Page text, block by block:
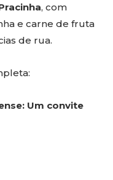
, com
e carne de fruta
de rua.
Um convite